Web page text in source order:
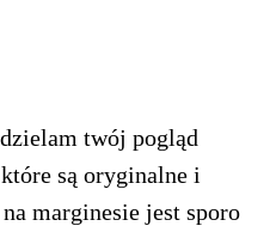
twój pogląd
są oryginalne i
marginesie jest sporo